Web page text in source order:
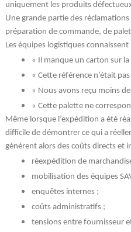
uniquement les produits
Une grande partie des
préparation de commande, de
Les équipes logistiques
« Il manque un carton sur
« Cette référence n’était
« Nous avons reçu moins
« Cette palette ne
Même lorsque l’expédition a été
difficile de démontrer ce qui a
génèrent alors des coûts directs et
réexpédition de
mobilisation des équipes
enquêtes internes ;
coûts administratifs ;
tensions entre fournisseur